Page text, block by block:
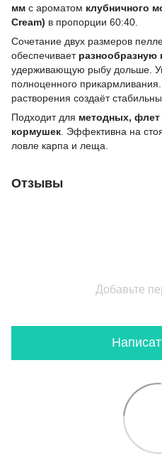
мм с ароматом клубничного
Cream) в пропорции 60:40.
Сочетание двух размеров
обеспечивает разнообразную
удерживающую рыбу дольше.
полноценного
растворения создаёт
Подходит для методных,
кормушек . Эффективна на
ловле карпа и леща.
Отзывы
Добавьте